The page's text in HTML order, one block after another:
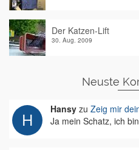
Der Katzen-Lift
30. Aug. 2009
Neuste
Hansy zu Zeig mir
Ja mein Schatz, ich